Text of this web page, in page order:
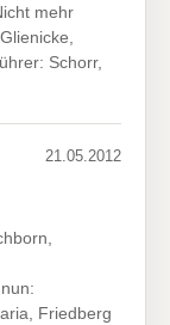
mehr
Schorr,
21.05.2012
Friedberg